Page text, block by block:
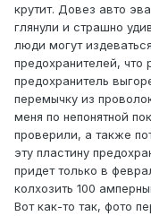
крутит. Довез авто
глянули и страшно
люди могут
предохранителей,
предохранитель
перемычку из
меня по непонятной
проверили, а также
эту пластину
придет только в
колхозить 100
Вот как-то так, фото